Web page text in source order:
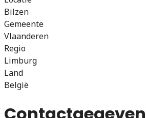
Bilzen
Gemeente
Vlaanderen
Regio
Limburg
Land
België